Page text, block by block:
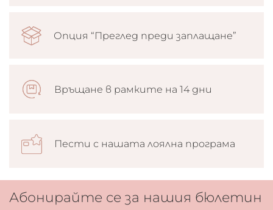
Опция “Преглед преди заплащане”
Връщане в рамките на 14 дни
Пести с нашата лоялна програма
Абонирайте се за нашия бюлетин